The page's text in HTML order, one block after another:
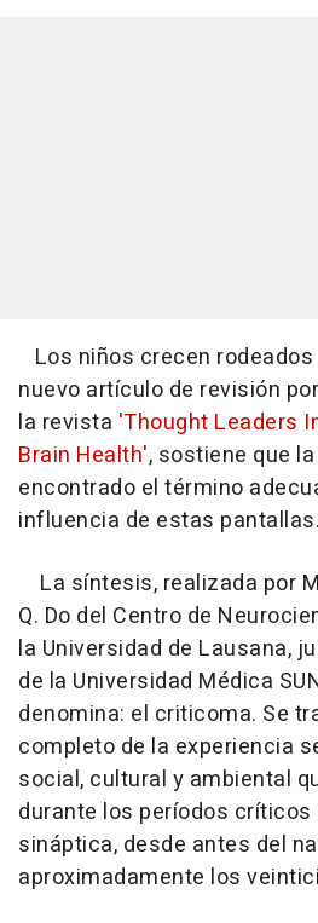
Los niños crecen
nuevo artículo de revisión
la revista 'Thought Leaders
Brain Health', sostiene que
encontrado el término
influencia de estas pantallas.
La síntesis, realizada por
Q. Do del Centro de
la Universidad de Lausana,
de la Universidad Médica
denomina: el criticoma. Se
completo de la experiencia
social, cultural y ambiental
durante los períodos
sináptica, desde antes del
aproximadamente los